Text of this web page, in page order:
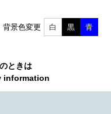
背景色変更 白 黒 青
ときは
information